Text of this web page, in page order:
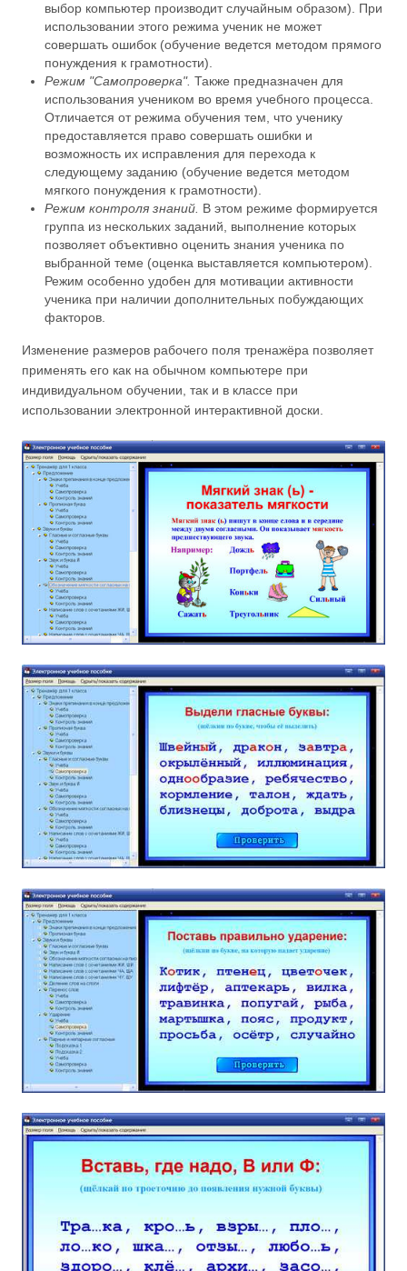
выбор компьютер производит случайным образом). При
использовании этого режима ученик не может
совершать ошибок (обучение ведется методом прямого
понуждения к грамотности).
Режим "Самопроверка". Также предназначен для
использования учеником во время учебного процесса.
Отличается от режима обучения тем, что ученику
предоставляется право совершать ошибки и
возможность их исправления для перехода к
следующему заданию (обучение ведется методом
мягкого понуждения к грамотности).
Режим контроля знаний. В этом режиме формируется
группа из нескольких заданий, выполнение которых
позволяет объективно оценить знания ученика по
выбранной теме (оценка выставляется компьютером).
Режим особенно удобен для мотивации активности
ученика при наличии дополнительных побуждающих
факторов.
Изменение размеров рабочего поля тренажёра позволяет
применять его как на обычном компьютере при
индивидуальном обучении, так и в классе при
использовании электронной интерактивной доски.